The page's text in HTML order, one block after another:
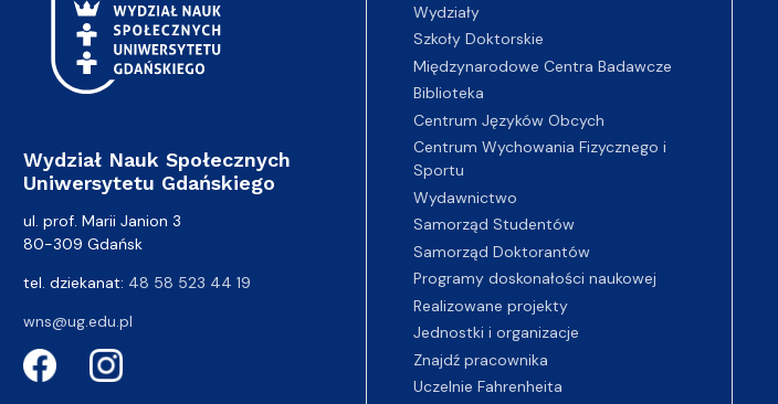
Wydział Nauk Społecznych
Uniwersytetu Gdańskiego
ul. prof. Marii Janion 3
80-309 Gdańsk
tel. dziekanat: 48 58 523 44 19
wns@ug.edu.pl
Wydziały
Szkoły Doktorskie
Międzynarodowe Centra Badawcze
Biblioteka
Centrum Języków Obcych
Centrum Wychowania Fizycznego i
Sportu
Wydawnictwo
Samorząd Studentów
Samorząd Doktorantów
Programy doskonałości naukowej
Realizowane projekty
Jednostki i organizacje
Znajdź pracownika
Uczelnie Fahrenheita